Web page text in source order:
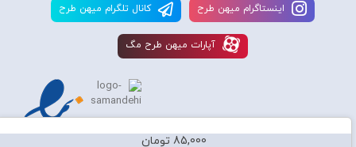
85,000 تومان
اينستاگرام ميهن طرح کانال تلگرام ميهن طرح
آپارات ميهن طرح مگ